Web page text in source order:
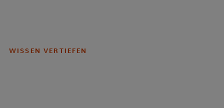
WISSEN VERTIEFEN